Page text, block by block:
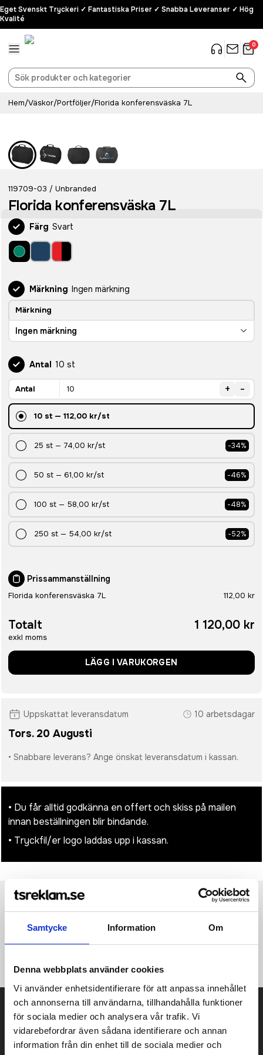
Samtycke Information Om
Denna webbplats använder cookies
Vi använder enhetsidentifierare för att anpassa innehållet
och annonserna till användarna, tillhandahålla funktioner
för sociala medier och analysera vår trafik. Vi
vidarebefordrar även sådana identifierare och annan
information från din enhet till de sociala medier och
Eget Svenskt Tryckeri ✓ Fantastiska Priser ✓ Snabba Leveranser ✓ Hög
Kvalité
0
Hem/Väskor/Portföljer/Florida konferensväska 7L
119709-03 / Unbranded
Florida konferensväska 7L
Färg Svart
Märkning Ingen märkning
Märkning
Ingen märkning
Antal 10 st
Antal + -
10 st— 112,00 kr/st
25 st — 74,00 kr/st -34%
50 st — 61,00 kr/st -46%
100 st — 58,00 kr/st -48%
250 st — 54,00 kr/st -52%
Prissammanställning
Florida konferensväska 7L 112,00 kr
Totalt
exkl moms
1 120,00 kr
LÄGG I VARUKORGEN
Uppskattat leveransdatum 10 arbetsdagar
Tors. 20 Augusti
• Snabbare leverans? Ange önskat leveransdatum i kassan.
• Du får alltid godkänna en offert och skiss på mailen
innan beställningen blir bindande.
• Tryckfil/er logo laddas upp i kassan.
ProduktinformationSpecifikationerPristabellRecensioner (954st)
Konferensväska med blixtlåsförsett huvudfack. Väskan passar
Prisuppgift på mailen?
Kontakta oss här för att få förslag på produkt och pris över
mailen.